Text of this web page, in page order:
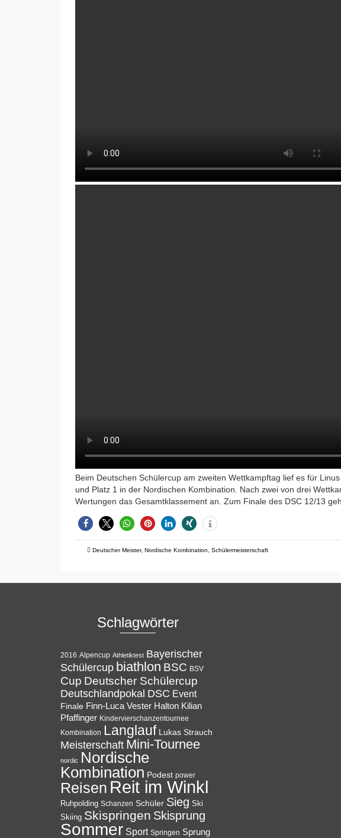
Beim Deutschen Schülercup am zweiten Wettkampftag lief es für
und Platz 1 in der Nordischen Kombination. Nach zwei von drei
Wertungen das Gesamtklassement an. Zum Finale des DSC 12/13
Deutscher Meister, Nordische Kombination Schülermeisterschaft
Schlagwörter
2016 Alpencup Athletiktest Bayerischer
Schülercup biathlon BSC BSV
Cup Deutscher Schülercup
Deutschlandpokal DSC Event
Finale Finn-Luca Vester Halton Kilian
Pfaffinger Kindervierschanzentournee
Kombination Langlauf Lukas Strauch
Meisterschaft Mini-Tournee
nordic Nordische
Kombination Podest power
Reisen Reit im Winkl
Ruhpolding Schanzen Schüler Sieg Ski
Skiing Skispringen Skisprung
Sommer Sport Springen Sprung